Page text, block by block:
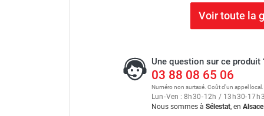
Voir toute la
Une question sur ce produit
03 88 08 65 06
Numéro non surtaxé. Coût d'un appel local.
Lun-Ven : 8h30-12h / 13h30-17h
Nous sommes à Sélestat, en Alsace